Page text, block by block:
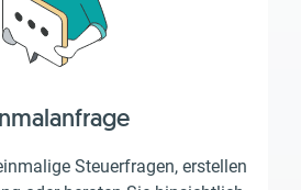
Steuerfragen, erstellen